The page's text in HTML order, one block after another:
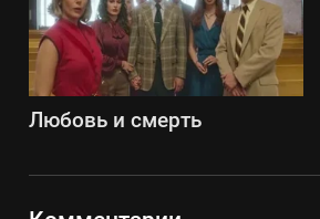
Любовь и смерть